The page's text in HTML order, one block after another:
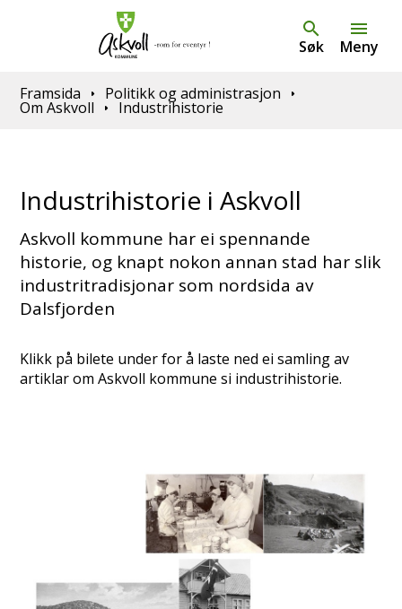
Søk Meny
Du er her:
Framsida Politikk og administrasjon
Om Askvoll Industrihistorie
Industrihistorie i Askvoll
Askvoll kommune har ei spennande
historie, og knapt nokon annan stad har slik
industritradisjonar som nordsida av
Dalsfjorden
Klikk på bilete under for å laste ned ei samling av
artiklar om Askvoll kommune si industrihistorie.